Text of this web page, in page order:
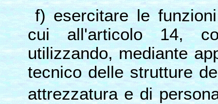
f) esercitare le
cui all'articolo 14,
utilizzando, mediante
tecnico delle strutture
attrezzatura e di